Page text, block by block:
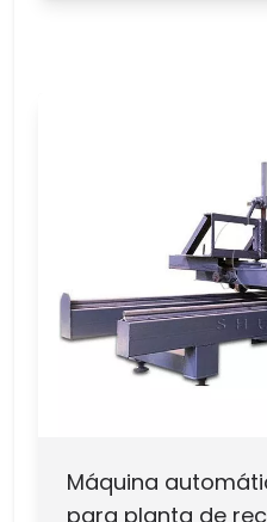
Máquina
para planta de